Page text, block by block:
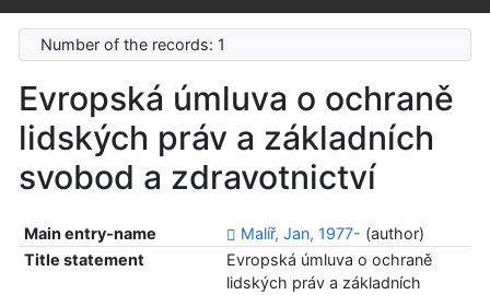
Number of the records: 1
Evropská úmluva o ochraně
lidských práv a základních
svobod a zdravotnictví
Main entry-name Malíř, Jan, 1977- (author)
Title statement
Evropská úmluva o ochraně
lidských práv a základních